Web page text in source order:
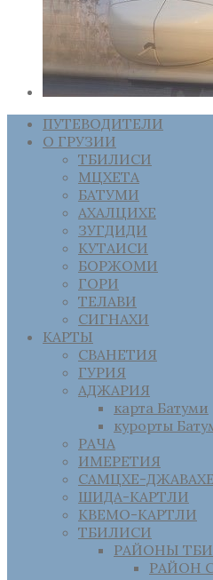
ПУТЕВОДИТЕЛИ
О ГРУЗИИ
ТБИЛИСИ
МЦХЕТА
БАТУМИ
АХАЛЦИХЕ
ЗУГДИДИ
КУТАИСИ
БОРЖОМИ
ГОРИ
ТЕЛАВИ
СИГНАХИ
КАРТЫ
СВАНЕТИЯ
ГУРИЯ
АДЖАРИЯ
карта Батуми
курорты
РАЧА
ИМЕРЕТИЯ
САМЦХЕ-
ШИДА-КАРТЛИ
КВЕМО-КАРТЛИ
ТБИЛИСИ
РАЙОНЫ
РАЙОН